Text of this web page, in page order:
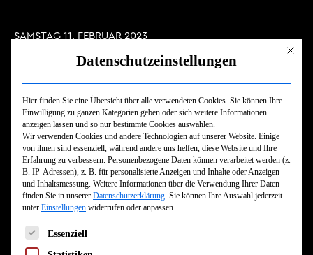
SAMSTAG 11. FEBRUAR 2023
HOODIE ALLEN
Einlass:19.00
Beginn:20.00
TICKET KAUFEN
Mit
Datenschutzeinstellungen
Hier finden Sie eine Übersicht über alle verwendeten Cookies. Sie können Ihre
Einwilligung zu ganzen Kategorien geben oder sich weitere Informationen
anzeigen lassen und so nur bestimmte Cookies auswählen.
Wir verwenden Cookies und andere Technologien auf unserer Website. Einige
von ihnen sind essenziell, während andere uns helfen, diese Website und Ihre
Erfahrung zu verbessern. Personenbezogene Daten können verarbeitet werden (z.
B. IP-Adressen), z. B. für personalisierte Anzeigen und Inhalte oder Anzeigen-
und Inhaltsmessung. Weitere Informationen über die Verwendung Ihrer Daten
finden Sie in unserer Datenschutzerklärung. Sie können Ihre Auswahl jederzeit
unter Einstellungen widerrufen oder anpassen.
Es folgt eine Liste der Service-Gruppen, für die eine
Essenziell